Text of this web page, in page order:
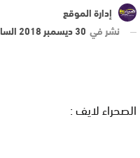
إدارة الموقع
نشر في 30 ديسمبر 2018 الساعة 2 و 49 دقيقة
الصحراء لايف :